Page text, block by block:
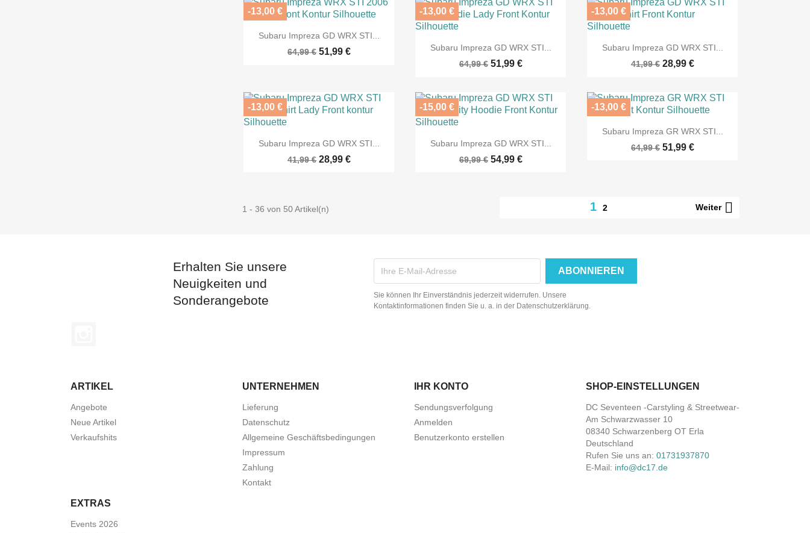
 Vorschau
Subaru Impreza GD WRX STI...
64,99 € 51,99 €
-13,00 €
 Vorschau
Subaru Impreza GD WRX STI...
64,99 € 51,99 €
-13,00 €
 Vorschau
Subaru Impreza GD WRX STI...
41,99 € 28,99 €
-13,00 €
 Vorschau
Subaru Impreza GD WRX STI...
41,99 € 28,99 €
-13,00 €
 Vorschau
Subaru Impreza GD WRX STI...
69,99 € 54,99 €
-15,00 €
 Vorschau
Subaru Impreza GR WRX STI...
64,99 € 51,99 €
-13,00 €
1 - 36 von 50 Artikel(n) 12 Weiter 
Erhalten Sie unsere
Neuigkeiten und
Sonderangebote
Sie können Ihr Einverständnis jederzeit widerrufen. Unsere
Kontaktinformationen finden Sie u. a. in der Datenschutzerklärung.
ARTIKEL
Angebote
Neue Artikel
Verkaufshits
UNTERNEHMEN
Lieferung
Datenschutz
Allgemeine Geschäftsbedingungen
Impressum
Zahlung
Kontakt
EXTRAS
Events 2026
IHR KONTO
Sendungsverfolgung
Anmelden
Benutzerkonto erstellen
SHOP-EINSTELLUNGEN
DC Seventeen -Carstyling & Streetwear-
Am Schwarzwasser 10
08340 Schwarzenberg OT Erla
Deutschland
Rufen Sie uns an: 01731937870
E-Mail: info@dc17.de